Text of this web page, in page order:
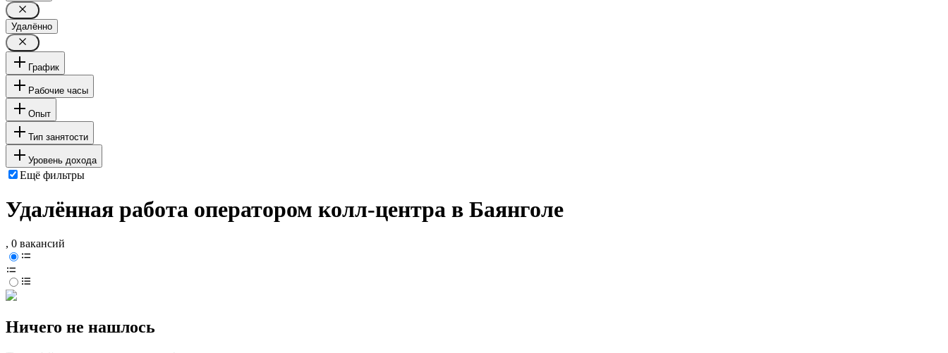
Удалённо
График
Рабочие часы
Опыт
Тип занятости
Уровень дохода
Ещё фильтры
Удалённая работа оператором колл-центра в Баянголе
, 0 вакансий
Ничего не нашлось